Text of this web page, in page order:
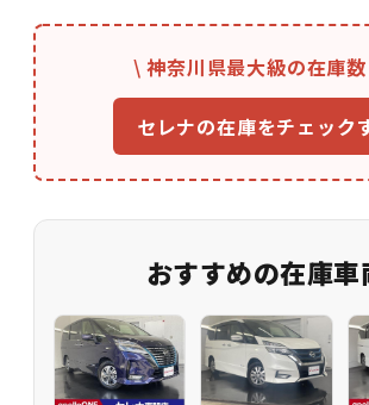
\ 神奈川県最大級の在庫
セレナの在庫をチェック
おすすめの在庫車